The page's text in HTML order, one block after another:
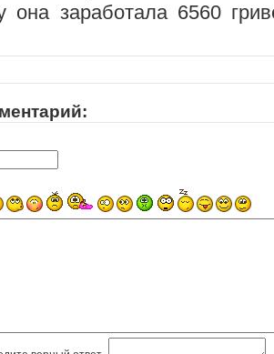
она заработала 6560